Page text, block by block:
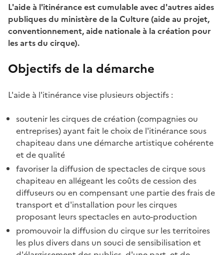
L'aide à l'itinérance est cumulable avec d'autres aides
publiques du ministère de la Culture (aide au projet,
conventionnement, aide nationale à la création pour
les arts du cirque).
Objectifs de la démarche
L'aide à l'itinérance vise plusieurs objectifs :
soutenir les cirques de création (compagnies ou
entreprises) ayant fait le choix de l'itinérance sous
chapiteau dans une démarche artistique cohérente
et de qualité
favoriser la diffusion de spectacles de cirque sous
chapiteau en allégeant les coûts de cession des
diffuseurs ou en compensant une partie des frais de
transport et d'installation pour les cirques
proposant leurs spectacles en auto-production
promouvoir la diffusion du cirque sur les territoires
les plus divers dans un souci de sensibilisation et